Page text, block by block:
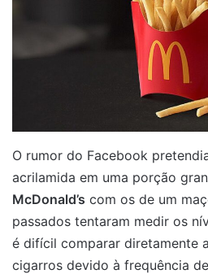
O rumor do Facebook
acrilamida em uma porção
McDonald’s com os de um
passados tentaram medir os
é difícil comparar diretamente
cigarros devido à frequência